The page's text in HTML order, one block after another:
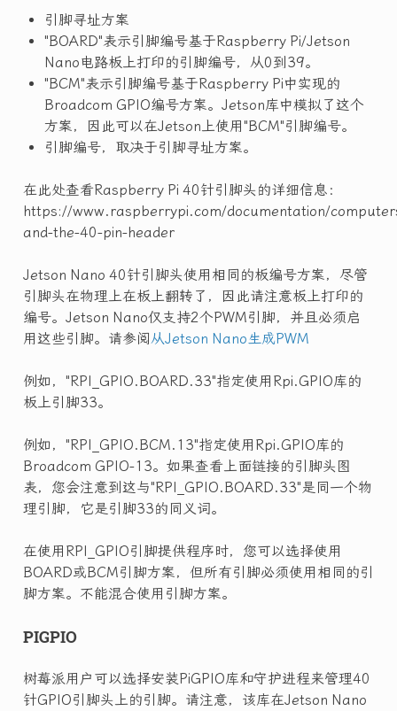
引脚寻址方案
"BOARD"表示引脚编号基于Raspberry Pi/Jetson
Nano电路板上打印的引脚编号，从0到39。
"BCM"表示引脚编号基于Raspberry Pi中实现的
Broadcom GPIO编号方案。Jetson库中模拟了这个
方案，因此可以在Jetson上使用"BCM"引脚编号。
引脚编号，取决于引脚寻址方案。
在此处查看Raspberry Pi 40针引脚头的详细信息：
https://www.raspberrypi.com/documentation/
and-the-40-pin-header
Jetson Nano 40针引脚头使用相同的板编号方案，尽管
引脚头在物理上在板上翻转了，因此请注意板上打印的
编号。Jetson Nano仅支持2个PWM引脚，并且必须启
用这些引脚。请参阅从Jetson Nano生成PWM
例如，"RPI_GPIO.BOARD.33"指定使用Rpi.GPIO库的
板上引脚33。
例如，"RPI_GPIO.BCM.13"指定使用Rpi.GPIO库的
Broadcom GPIO-13。如果查看上面链接的引脚头图
表，您会注意到这与"RPI_GPIO.BOARD.33"是同一个物
理引脚，它是引脚33的同义词。
在使用RPI_GPIO引脚提供程序时，您可以选择使用
BOARD或BCM引脚方案，但所有引脚必须使用相同的引
脚方案。不能混合使用引脚方案。
PIGPIO
树莓派用户可以选择安装PiGPIO库和守护进程来管理40
针GPIO引脚头上的引脚。请注意，该库在Jetson Nano